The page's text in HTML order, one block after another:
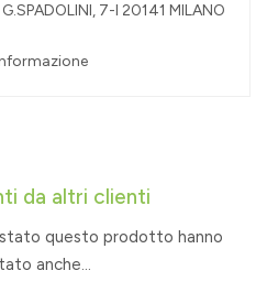
7-I 20141 MILANO
da altri clienti
questo prodotto hanno
anche...